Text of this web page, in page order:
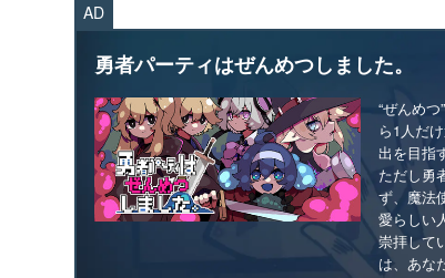
AD
勇者パーティはぜんめつしました。
“ぜんめ
ら1人だ
出を目指
ただし勇
ず、魔法
愛らしい
崇拝して
は、あな